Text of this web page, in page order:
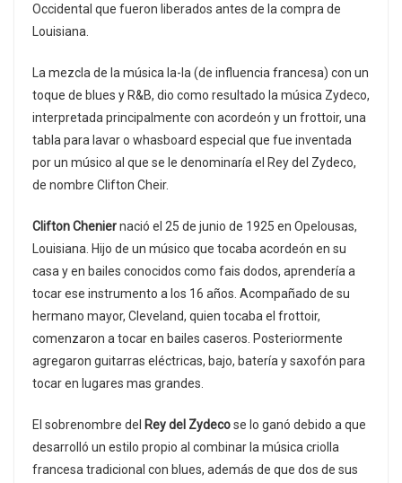
Occidental que fueron liberados antes de la compra de
Louisiana.
La mezcla de la música la-la (de influencia francesa) con un
toque de blues y R&B, dio como resultado la música Zydeco,
interpretada principalmente con acordeón y un frottoir, una
tabla para lavar o whasboard especial que fue inventada
por un músico al que se le denominaría el Rey del Zydeco,
de nombre Clifton Cheir.
Clifton Cheniernació el 25 de junio de 1925 en Opelousas,
Louisiana. Hijo de un músico que tocaba acordeón en su
casa y en bailes conocidos como fais dodos, aprendería a
tocar ese instrumento a los 16 años. Acompañado de su
hermano mayor, Cleveland, quien tocaba el frottoir,
comenzaron a tocar en bailes caseros. Posteriormente
agregaron guitarras eléctricas, bajo, batería y saxofón para
tocar en lugares mas grandes.
El sobrenombre del Rey del Zydecose lo ganó debido a que
desarrolló un estilo propio al combinar la música criolla
francesa tradicional con blues, además de que dos de sus